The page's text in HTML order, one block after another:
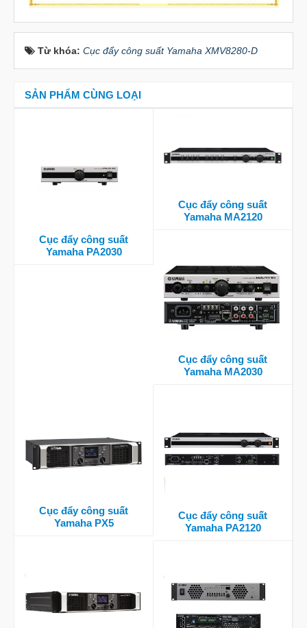
Từ khóa: Cục đẩy công suất Yamaha XMV8280-D
SẢN PHẨM CÙNG LOẠI
Cục đẩy công suất
Yamaha PA2030
Cục đẩy công suất
Yamaha MA2120
Cục đẩy công suất
Yamaha MA2030
Cục đẩy công suất
Yamaha PX5
Cục đẩy công suất
Yamaha PA2120